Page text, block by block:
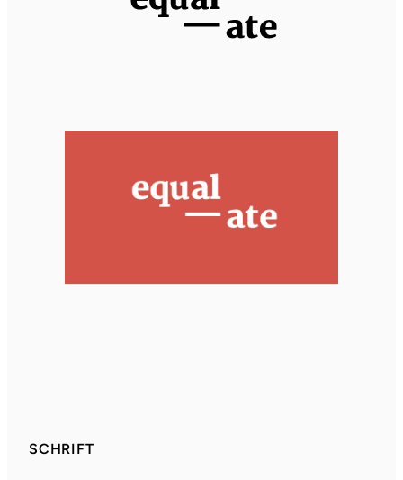
SCHRIFT